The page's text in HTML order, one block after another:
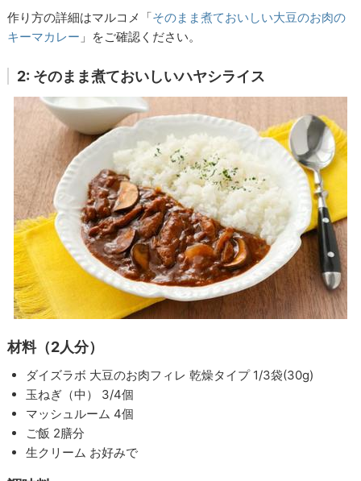
作り方の詳細はマルコメ「そのまま煮ておいしい大豆のお肉の
キーマカレー 」をご確認ください。
2: そのまま煮ておいしいハヤシライス
材料（2人分）
ダイズラボ 大豆のお肉フィレ 乾燥タイプ 1/3袋(30g)
玉ねぎ（中） 3/4個
マッシュルーム 4個
ご飯 2膳分
生クリーム お好みで